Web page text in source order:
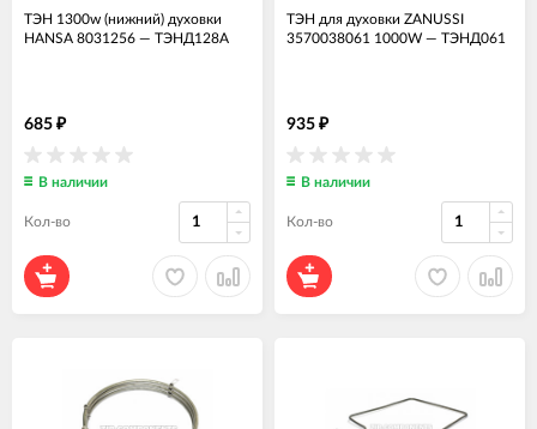
ТЭН 1300w (нижний) духовки
HANSA 8031256 — ТЭНД128А
685 ₽
В наличии
Кол-во
ТЭН для духовки ZANUSSI
3570038061 1000W — ТЭНД061
935 ₽
В наличии
Кол-во